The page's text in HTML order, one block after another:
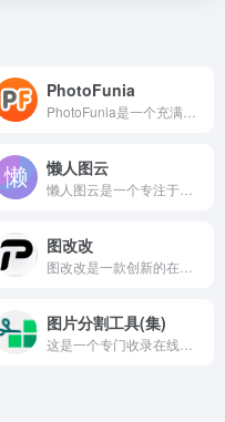
PhotoFunia
懒人图云
图改改
图片分割工具(集)